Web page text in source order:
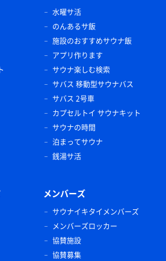
水曜サ活
のんあるサ飯
施設のおすすめサウナ飯
アプリ作ります
サウナ楽しむ検索
サバス 移動型サウナバス
サバス 2号車
カプセルトイ サウナキット
サウナの時間
泊まってサウナ
銭湯サ活
メンバーズ
サウナイキタイメンバーズ
メンバーズロッカー
協賛施設
協賛募集